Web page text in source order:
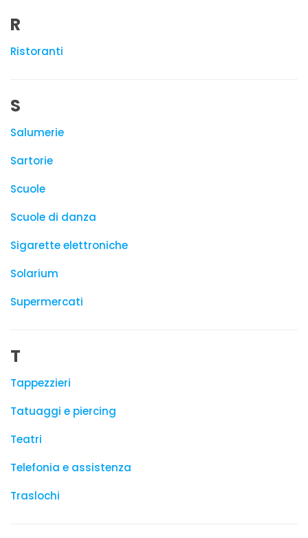
R
Ristoranti
S
Salumerie
Sartorie
Scuole
Scuole di danza
Sigarette elettroniche
Solarium
Supermercati
T
Tappezzieri
Tatuaggi e piercing
Teatri
Telefonia e assistenza
Traslochi